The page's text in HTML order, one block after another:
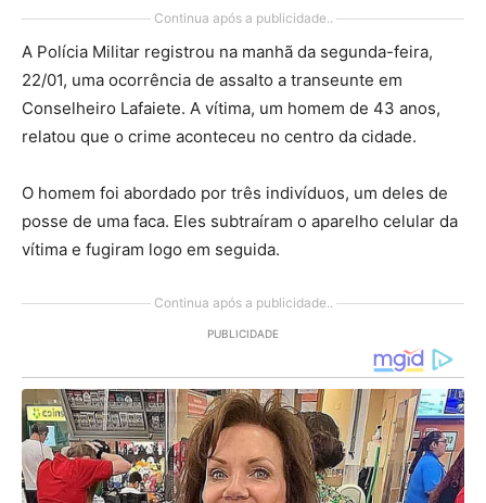
Continua após a publicidade..
A Polícia Militar registrou na manhã da segunda-feira,
22/01, uma ocorrência de assalto a transeunte em
Conselheiro Lafaiete. A vítima, um homem de 43 anos,
relatou que o crime aconteceu no centro da cidade.
O homem foi abordado por três indivíduos, um deles de
posse de uma faca. Eles subtraíram o aparelho celular da
vítima e fugiram logo em seguida.
Continua após a publicidade..
PUBLICIDADE